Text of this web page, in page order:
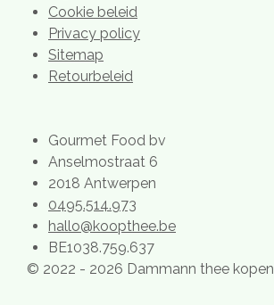
Cookie beleid
Privacy policy
Sitemap
Retourbeleid
Gourmet Food bv
Anselmostraat 6
2018 Antwerpen
0495.514.973
hallo@koopthee.be
BE1038.759.637
© 2022 - 2026 Dammann thee kopen